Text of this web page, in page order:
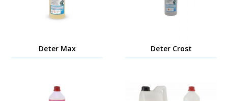
Deter Max Deter Crost